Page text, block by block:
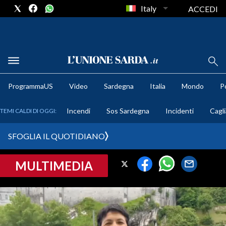
METEO
CRONACA SARDEGNA
PROVINCIA DI CAGLIARI
SULCIS IGLESIENTE
Italy ACCEDI
ProgrammaUS Video Sardegna Italia Mondo
TEMI CALDI DI OGGI: Incendi Sos Sardegna Incidenti
SFOGLIA IL QUOTIDIANO
MULTIMEDIA